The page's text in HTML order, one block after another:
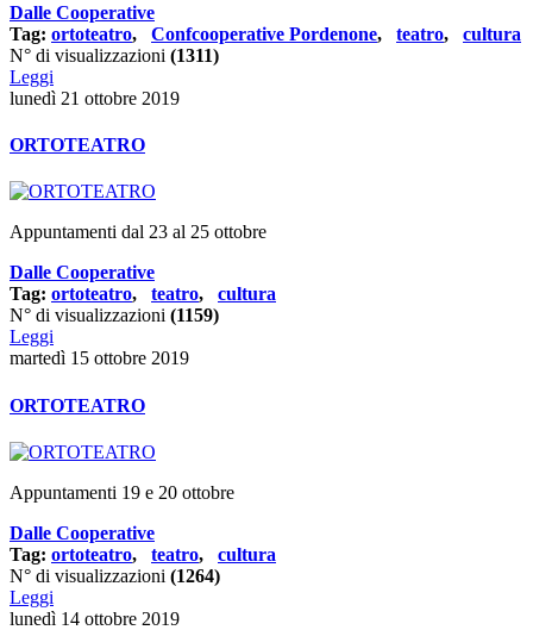
Dalle Cooperative
Tag: ortoteatro, Confcooperative Pordenone, teatro, cultura
N° di visualizzazioni (1311)
Leggi
lunedì 21 ottobre 2019
ORTOTEATRO
Appuntamenti dal 23 al 25 ottobre
Dalle Cooperative
Tag: ortoteatro, teatro, cultura
N° di visualizzazioni (1159)
Leggi
martedì 15 ottobre 2019
ORTOTEATRO
Appuntamenti 19 e 20 ottobre
Dalle Cooperative
Tag: ortoteatro, teatro, cultura
N° di visualizzazioni (1264)
Leggi
lunedì 14 ottobre 2019